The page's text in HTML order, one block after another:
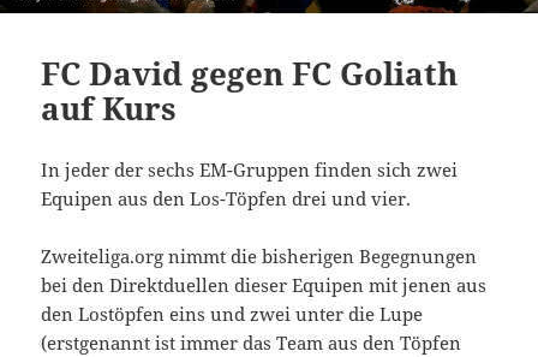
FC David gegen FC Goliath
auf Kurs
In jeder der sechs EM-Gruppen finden sich zwei
Equipen aus den Los-Töpfen drei und vier.
Zweiteliga.org nimmt die bisherigen Begegnungen
bei den Direktduellen dieser Equipen mit jenen aus
den Lostöpfen eins und zwei unter die Lupe
(erstgenannt ist immer das Team aus den Töpfen